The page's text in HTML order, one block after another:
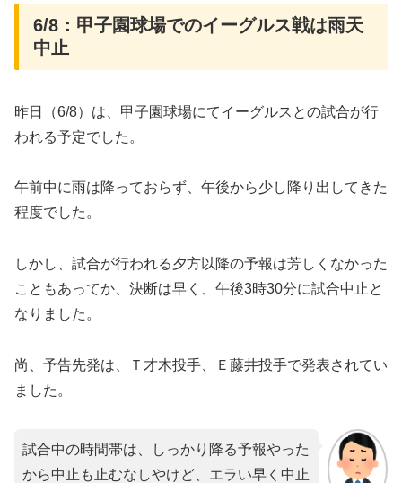
6/8：甲子園球場でのイーグルス戦は雨天
中止
昨日（6/8）は、甲子園球場にてイーグルスとの試合が行
われる予定でした。
午前中に雨は降っておらず、午後から少し降り出してきた
程度でした。
しかし、試合が行われる夕方以降の予報は芳しくなかった
こともあってか、決断は早く、午後3時30分に試合中止と
なりました。
尚、予告先発は、Ｔ才木投手、Ｅ藤井投手で発表されてい
ました。
試合中の時間帯は、しっかり降る予報やった
から中止も止むなしやけど、エラい早く中止